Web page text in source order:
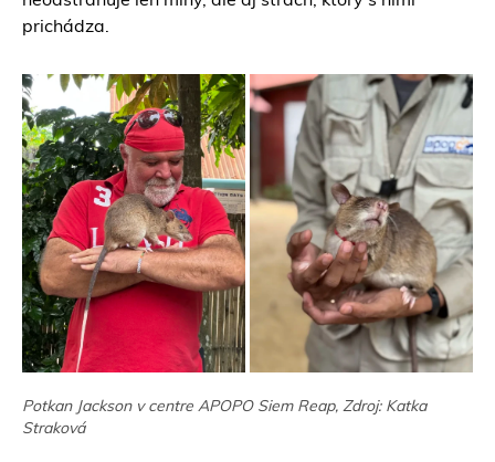
prichádza.
Potkan Jackson v centre APOPO Siem Reap, Zdroj: Katka
Straková